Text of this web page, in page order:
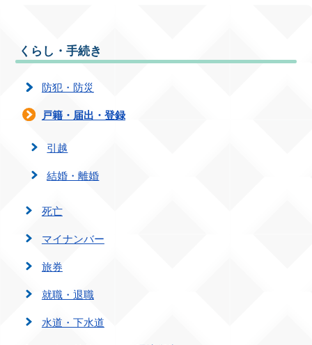
くらし・手続き
防犯・防災
戸籍・届出・登録
引越
結婚・離婚
死亡
マイナンバー
旅券
就職・退職
水道・下水道